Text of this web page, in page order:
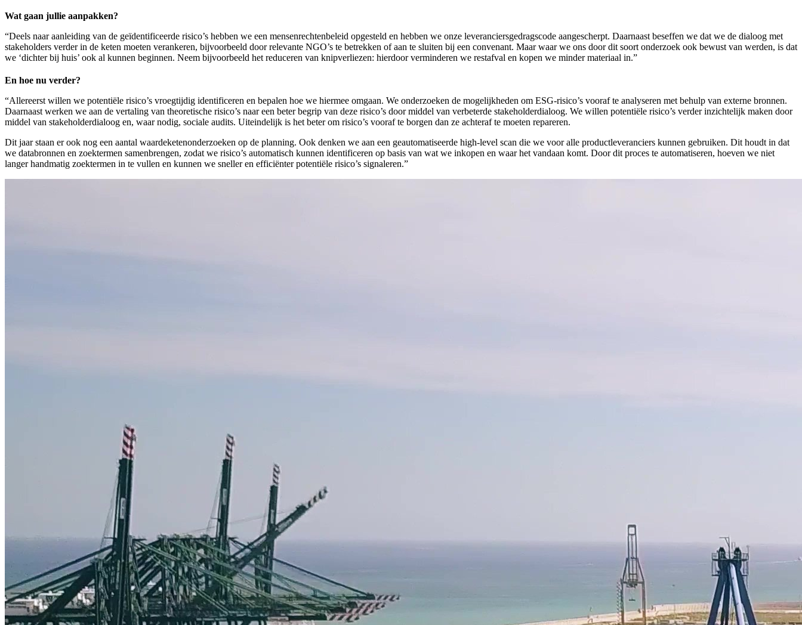
Wat gaan jullie aanpakken?
“Deels naar aanleiding van de geïdentificeerde risico’s hebben we een mensenrechtenbeleid opgesteld en hebben we onze leveranciersgedragscode aangescherpt. Daarnaast beseffen we dat we de dialoog met
stakeholders verder in de keten moeten verankeren, bijvoorbeeld door relevante NGO’s te betrekken of aan te sluiten bij een convenant. Maar waar we ons door dit soort onderzoek ook bewust van werden, is dat
we ‘dichter bij huis’ ook al kunnen beginnen. Neem bijvoorbeeld het reduceren van knipverliezen: hierdoor verminderen we restafval en kopen we minder materiaal in.”
En hoe nu verder?
“Allereerst willen we potentiële risico’s vroegtijdig identificeren en bepalen hoe we hiermee omgaan. We onderzoeken de mogelijkheden om ESG-risico’s vooraf te analyseren met behulp van externe bronnen.
Daarnaast werken we aan de vertaling van theoretische risico’s naar een beter begrip van deze risico’s door middel van verbeterde stakeholderdialoog. We willen potentiële risico’s verder inzichtelijk maken door
middel van stakeholderdialoog en, waar nodig, sociale audits. Uiteindelijk is het beter om risico’s vooraf te borgen dan ze achteraf te moeten repareren.
Dit jaar staan er ook nog een aantal waardeketenonderzoeken op de planning. Ook denken we aan een geautomatiseerde high-level scan die we voor alle productleveranciers kunnen gebruiken. Dit houdt in dat
we databronnen en zoektermen samenbrengen, zodat we risico’s automatisch kunnen identificeren op basis van wat we inkopen en waar het vandaan komt. Door dit proces te automatiseren, hoeven we niet
langer handmatig zoektermen in te vullen en kunnen we sneller en efficiënter potentiële risico’s signaleren.”